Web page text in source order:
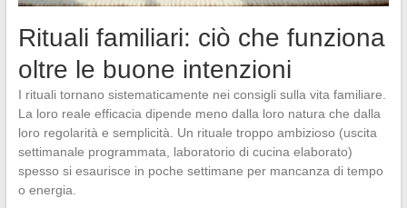
Rituali familiari: ciò che funziona
oltre le buone intenzioni
I rituali tornano sistematicamente nei consigli sulla vita familiare.
La loro reale efficacia dipende meno dalla loro natura che dalla
loro regolarità e semplicità. Un rituale troppo ambizioso (uscita
settimanale programmata, laboratorio di cucina elaborato)
spesso si esaurisce in poche settimane per mancanza di tempo
o energia.